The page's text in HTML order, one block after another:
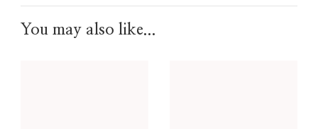
You may also like...